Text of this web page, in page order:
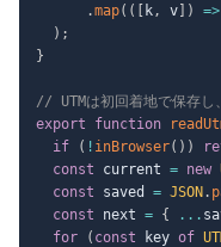
.map( ( k, v ) =>
) ;
}
// UTMは初回着地で保存し
export
function
if
( ! inBrowser( ) )
const current = new
const saved = JSON .
const next = { ...
for
( const key of